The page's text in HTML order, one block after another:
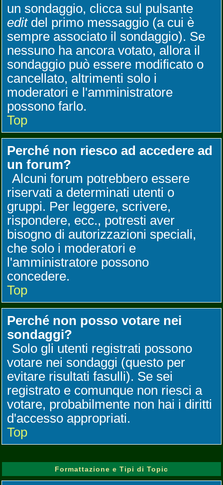
un sondaggio, clicca sul pulsante
editdel primo messaggio (a cui è
sempre associato il sondaggio). Se
nessuno ha ancora votato, allora il
sondaggio può essere modificato o
cancellato, altrimenti solo i
moderatori e l'amministratore
possono farlo.
Top
Perché non riesco ad accedere ad
un forum?
Alcuni forum potrebbero essere
riservati a determinati utenti o
gruppi. Per leggere, scrivere,
rispondere, ecc., potresti aver
bisogno di autorizzazioni speciali,
che solo i moderatori e
l'amministratore possono
concedere.
Top
Perché non posso votare nei
sondaggi?
Solo gli utenti registrati possono
votare nei sondaggi (questo per
evitare risultati fasulli). Se sei
registrato e comunque non riesci a
votare, probabilmente non hai i diritti
d'accesso appropriati.
Top
Formattazione e Tipi di Topic